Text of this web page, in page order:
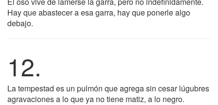
Hay que abastecer a esa garra, hay que ponerle algo
debajo.
12.
La tempestad es un pulmón que agrega sin cesar lúgubres
agravaciones a lo que ya no tiene matiz, a lo negro.